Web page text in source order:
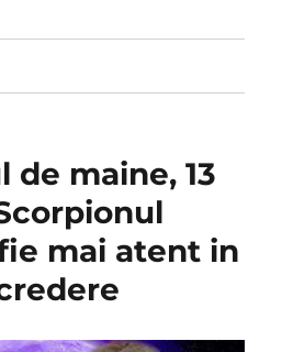
de maine, 13
mai atent in